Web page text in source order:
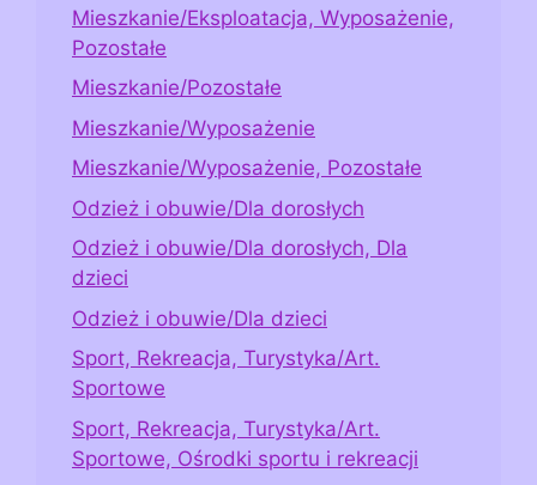
Mieszkanie/Eksploatacja, Wyposażenie,
Pozostałe
Mieszkanie/Pozostałe
Mieszkanie/Wyposażenie
Mieszkanie/Wyposażenie, Pozostałe
Odzież i obuwie/Dla dorosłych
Odzież i obuwie/Dla dorosłych, Dla
dzieci
Odzież i obuwie/Dla dzieci
Sport, Rekreacja, Turystyka/Art.
Sportowe
Sport, Rekreacja, Turystyka/Art.
Sportowe, Ośrodki sportu i rekreacji